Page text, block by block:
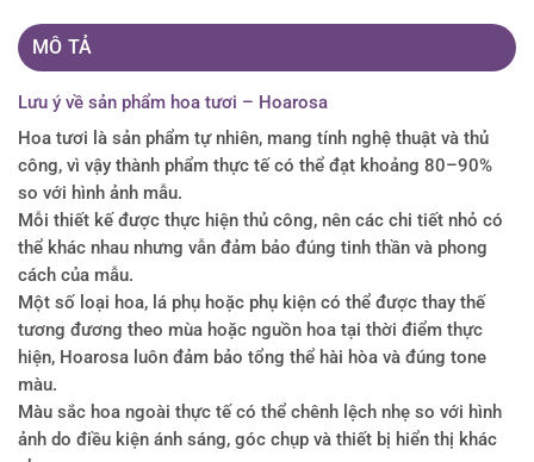
MÔ TẢ
Lưu ý về sản phẩm hoa tươi – Hoarosa
Hoa tươi là sản phẩm tự nhiên, mang tính nghệ thuật và thủ
công, vì vậy thành phẩm thực tế có thể đạt khoảng 80–90%
so với hình ảnh mẫu.
Mỗi thiết kế được thực hiện thủ công, nên các chi tiết nhỏ có
thể khác nhau nhưng vẫn đảm bảo đúng tinh thần và phong
cách của mẫu.
Một số loại hoa, lá phụ hoặc phụ kiện có thể được thay thế
tương đương theo mùa hoặc nguồn hoa tại thời điểm thực
hiện, Hoarosa luôn đảm bảo tổng thể hài hòa và đúng tone
màu.
Màu sắc hoa ngoài thực tế có thể chênh lệch nhẹ so với hình
ảnh do điều kiện ánh sáng, góc chụp và thiết bị hiển thị khác